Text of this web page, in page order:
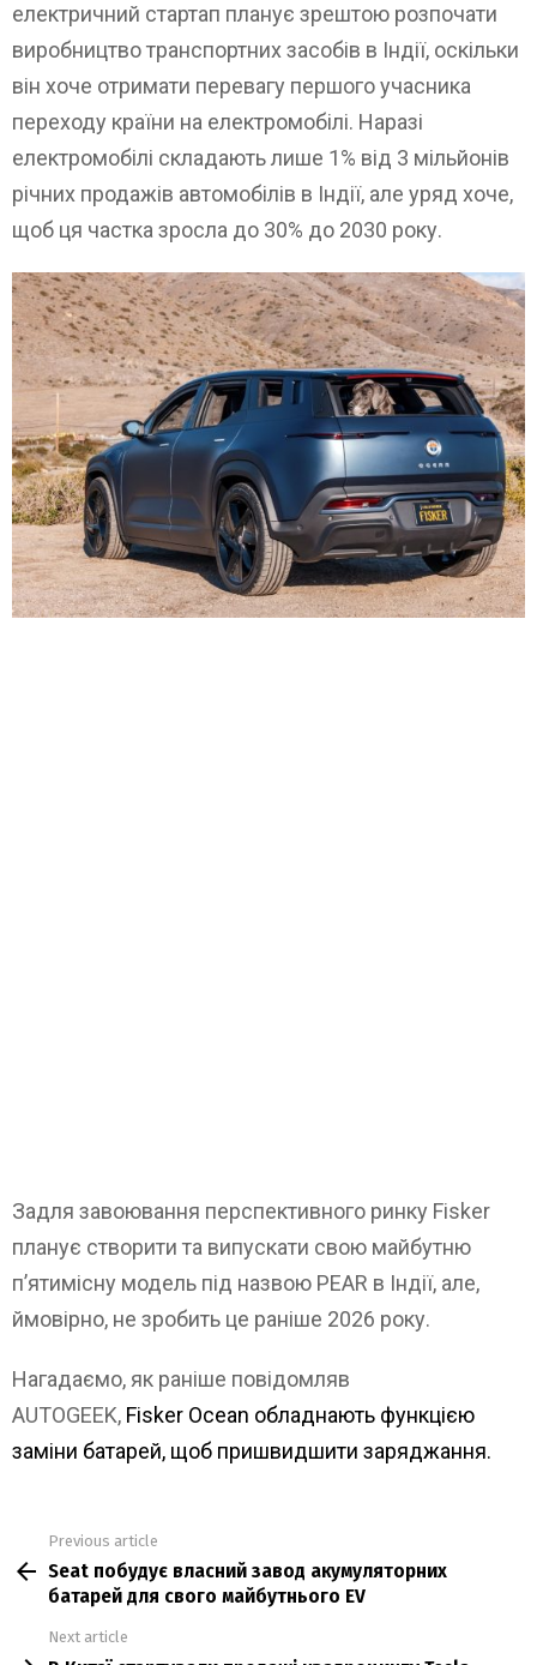
електричний стартап планує зрештою розпочати
виробництво транспортних засобів в Індії, оскільки
він хоче отримати перевагу першого учасника
переходу країни на електромобілі. Наразі
електромобілі складають лише 1% від 3 мільйонів
річних продажів автомобілів в Індії, але уряд хоче,
щоб ця частка зросла до 30% до 2030 року.
Задля завоювання перспективного ринку Fisker
планує створити та випускати свою майбутню
п’ятимісну модель під назвою PEAR в Індії, але,
ймовірно, не зробить це раніше 2026 року.
Нагадаємо, як раніше повідомляв
AUTOGEEK, Fisker Ocean обладнають функцією
заміни батарей, щоб пришвидшити заряджання.
more
Previous article
Seat побудує власний завод акумуляторних
батарей для свого майбутнього EV
Next article